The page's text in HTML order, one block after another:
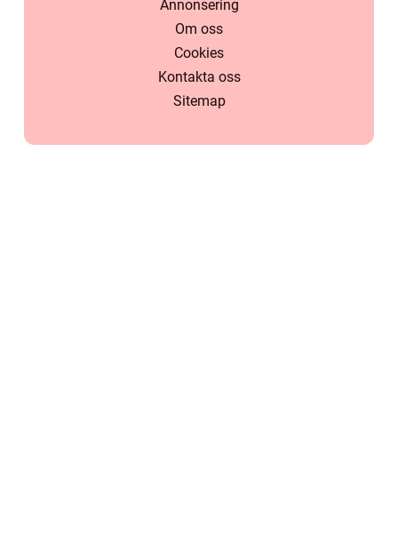
Annonsering
Om oss
Cookies
Kontakta oss
Sitemap